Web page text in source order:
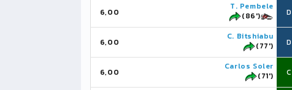
6,00
T. Pembele
(86')
D
6,00
C. Bitshiabu
(77')
D
6,00
Carlos Soler
(71')
C